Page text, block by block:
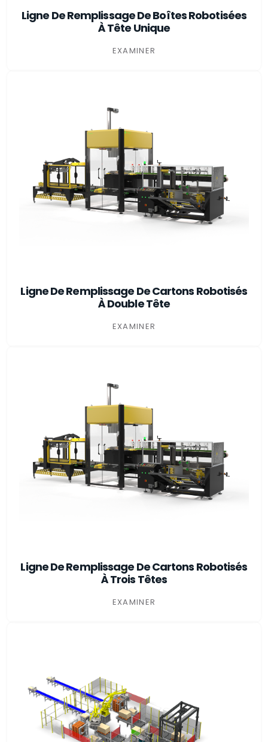
Ligne De Remplissage De Boîtes Robotisées
À Tête Unique
EXAMINER
Ligne De Remplissage De Cartons Robotisés
À Double Tête
EXAMINER
Ligne De Remplissage De Cartons Robotisés
À Trois Têtes
EXAMINER